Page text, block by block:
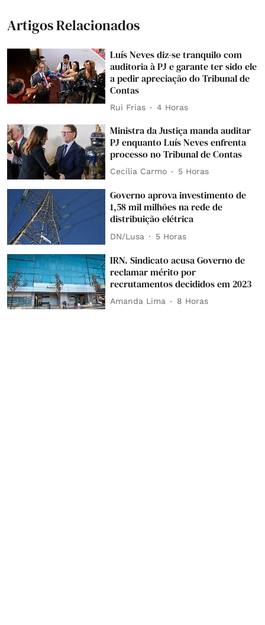
Artigos Relacionados
Luís Neves diz-se tranquilo com
auditoria à PJ e garante ter sido ele
a pedir apreciação do Tribunal de
Contas
Rui Frias 4 Horas
Ministra da Justiça manda auditar
PJ enquanto Luís Neves enfrenta
processo no Tribunal de Contas
Cecília Carmo 5 Horas
Governo aprova investimento de
1,58 mil milhões na rede de
distribuição elétrica
DN/Lusa 5 Horas
IRN. Sindicato acusa Governo de
reclamar mérito por
recrutamentos decididos em 2023
Amanda Lima 8 Horas